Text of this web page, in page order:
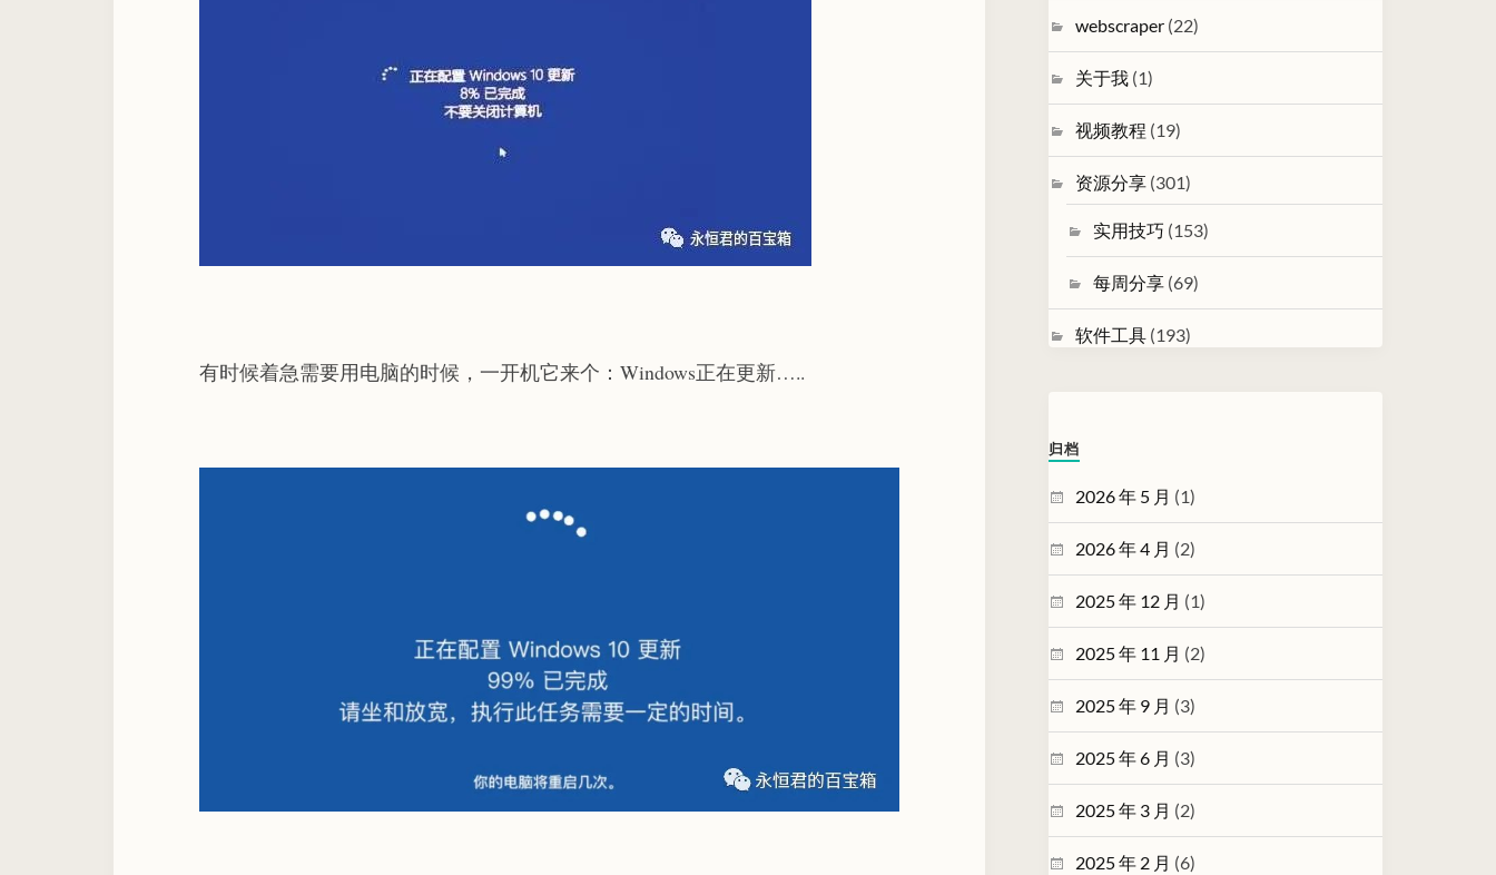
有时候着急需要用电脑的时候，一开机它来个：Windows正在更新…..
webscraper (22)
关于我 (1)
视频教程 (19)
资源分享 (301)
实用技巧 (153)
每周分享 (69)
软件工具 (193)
归档
2026 年 5 月 (1)
2026 年 4 月 (2)
2025 年 12 月 (1)
2025 年 11 月 (2)
2025 年 9 月 (3)
2025 年 6 月 (3)
2025 年 3 月 (2)
2025 年 2 月 (6)